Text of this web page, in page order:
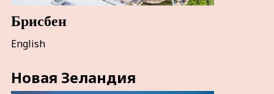
Брисбен
English
Новая Зеландия